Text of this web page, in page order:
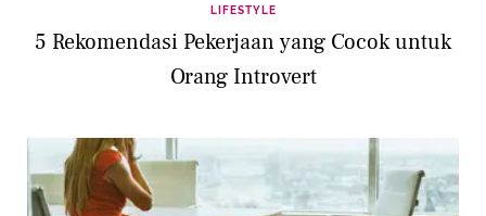
LIFESTYLE
5 Rekomendasi Pekerjaan yang Cocok untuk
Orang Introvert